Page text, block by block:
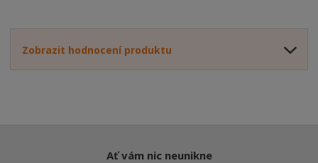
Zobrazit hodnocení produktu
Ať vám nic neunikne